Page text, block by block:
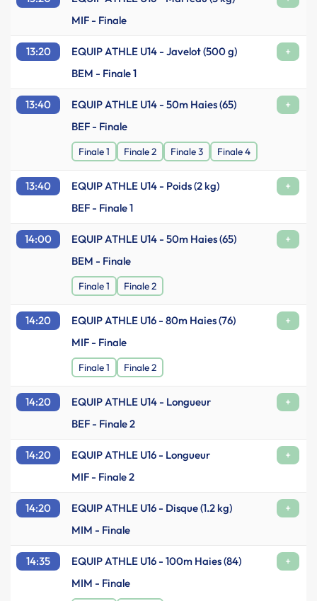
MIF - Finale
13:20 EQUIP ATHLE U14 - Javelot (500 g)
+
BEM - Finale 1
13:40 EQUIP ATHLE U14 - 50m Haies (65)
+
BEF - Finale
Finale 1 Finale 2 Finale 3 Finale 4
13:40 EQUIP ATHLE U14 - Poids (2 kg)
+
BEF - Finale 1
14:00 EQUIP ATHLE U14 - 50m Haies (65)
+
BEM - Finale
Finale 1 Finale 2
14:20 EQUIP ATHLE U16 - 80m Haies (76)
+
MIF - Finale
Finale 1 Finale 2
14:20 EQUIP ATHLE U14 - Longueur
+
BEF - Finale 2
14:20 EQUIP ATHLE U16 - Longueur
+
MIF - Finale 2
14:20 EQUIP ATHLE U16 - Disque (1.2 kg)
+
MIM - Finale
14:35 EQUIP ATHLE U16 - 100m Haies (84)
+
MIM - Finale